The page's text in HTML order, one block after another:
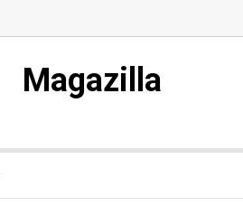
Magazilla